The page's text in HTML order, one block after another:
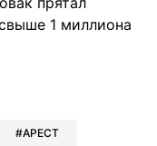
1 миллиона
X
в Viber
в Whatsapp
в Messenger
в LinkedIn
АРЕСТ